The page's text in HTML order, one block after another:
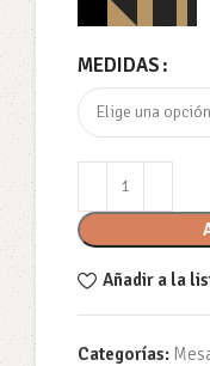
MEDIDAS
Añadir a la
Categorías: